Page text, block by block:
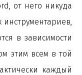
от него никуда
в зависимости
этим всем в той
каждый